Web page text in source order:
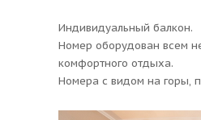
Индивидуальный балкон.
Номер оборудован всем
комфортного отдыха.
Номера с видом на горы,